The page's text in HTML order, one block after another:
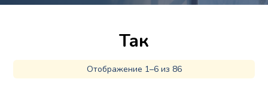
Так
Отображение 1–6 из 86